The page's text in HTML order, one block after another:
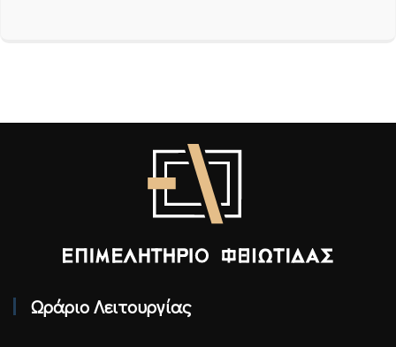
Ωράριο Λειτουργίας